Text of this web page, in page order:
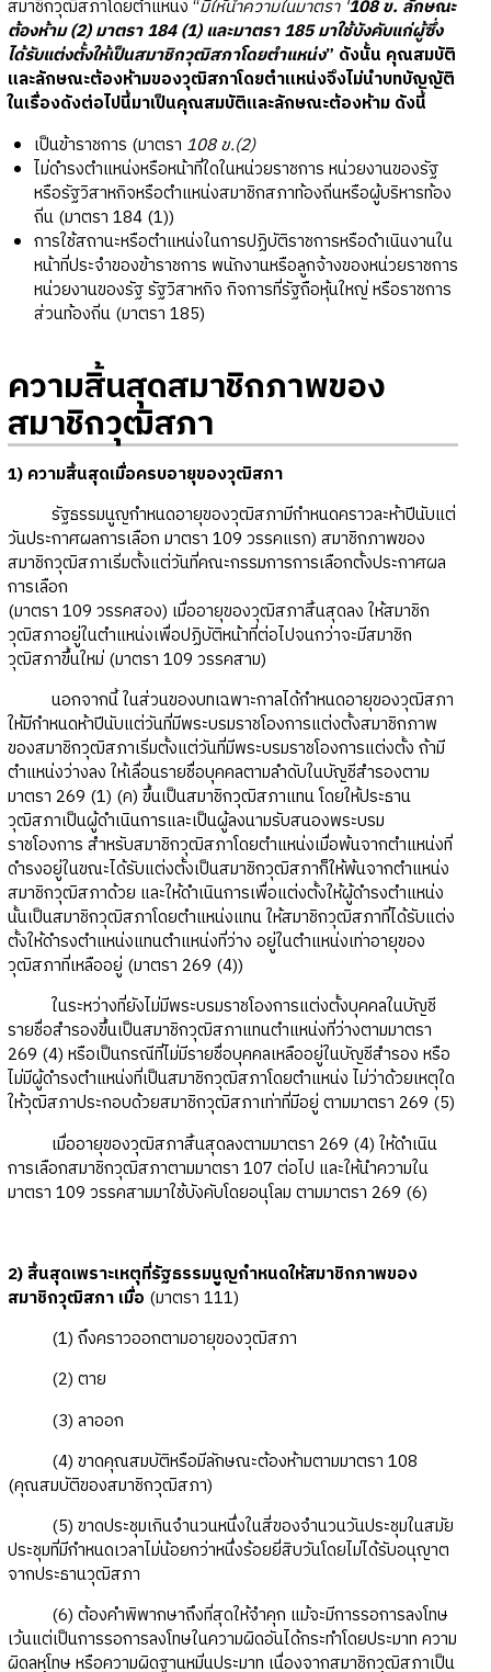
สมาชิกวุฒิสภาโดยตำแหน่ง “มิให้นำความในมาตรา '108 ข. ลักษณะ
ต้องห้าม (2) มาตรา 184 (1) และมาตรา 185 มาใช้บังคับแก่ผู้ซึ่ง
ได้รับแต่งตั้งให้เป็นสมาชิกวุฒิสภาโดยตำแหน่ง” ดังนั้น คุณสมบัติ
และลักษณะต้องห้ามของวุฒิสภาโดยตำแหน่งจึงไม่นำบทบัญญัติ
ในเรื่องดังต่อไปนี้มาเป็นคุณสมบัติและลักษณะต้องห้าม ดังนี้
เป็นข้าราชการ (มาตรา 108 ข.(2)
ไม่ดำรงตำแหน่งหรือหน้าที่ใดในหน่วยราชการ หน่วยงานของรัฐ
หรือรัฐวิสาหกิจหรือตำแหน่งสมาชิกสภาท้องถิ่นหรือผู้บริหารท้อง
ถิ่น (มาตรา 184 (1))
การใช้สถานะหรือตำแหน่งในการปฏิบัติราชการหรือดำเนินงานใน
หน้าที่ประจำของข้าราชการ พนักงานหรือลูกจ้างของหน่วยราชการ
หน่วยงานของรัฐ รัฐวิสาหกิจ กิจการที่รัฐถือหุ้นใหญ่ หรือราชการ
ส่วนท้องถิ่น (มาตรา 185)
ความสิ้นสุดสมาชิกภาพของ
สมาชิกวุฒิสภา
1) ความสิ้นสุดเมื่อครบอายุของวุฒิสภา
รัฐธรรมนูญกำหนดอายุของวุฒิสภามีกำหนดคราวละห้าปีนับแต่
วันประกาศผลการเลือก มาตรา 109 วรรคแรก) สมาชิกภาพของ
สมาชิกวุฒิสภาเริ่มตั้งแต่วันที่คณะกรรมการการเลือกตั้งประกาศผล
การเลือก
(มาตรา 109 วรรคสอง) เมื่ออายุของวุฒิสภาสิ้นสุดลง ให้สมาชิก
วุฒิสภาอยู่ในตำแหน่งเพื่อปฏิบัติหน้าที่ต่อไปจนกว่าจะมีสมาชิก
วุฒิสภาขึ้นใหม่ (มาตรา 109 วรรคสาม)
นอกจากนี้ ในส่วนของบทเฉพาะกาลได้กำหนดอายุของวุฒิสภา
ให้มีกำหนดห้าปีนับแต่วันที่มีพระบรมราชโองการแต่งตั้งสมาชิกภาพ
ของสมาชิกวุฒิสภาเริ่มตั้งแต่วันที่มีพระบรมราชโองการแต่งตั้ง ถ้ามี
ตำแหน่งว่างลง ให้เลื่อนรายชื่อบุคคลตามลำดับในบัญชีสำรองตาม
มาตรา 269 (1) (ค) ขึ้นเป็นสมาชิกวุฒิสภาแทน โดยให้ประธาน
วุฒิสภาเป็นผู้ดำเนินการและเป็นผู้ลงนามรับสนองพระบรม
ราชโองการ สำหรับสมาชิกวุฒิสภาโดยตำแหน่งเมื่อพ้นจากตำแหน่งที่
ดำรงอยู่ในขณะได้รับแต่งตั้งเป็นสมาชิกวุฒิสภาก็ให้พ้นจากตำแหน่ง
สมาชิกวุฒิสภาด้วย และให้ดำเนินการเพื่อแต่งตั้งให้ผู้ดำรงตำแหน่ง
นั้นเป็นสมาชิกวุฒิสภาโดยตำแหน่งแทน ให้สมาชิกวุฒิสภาที่ได้รับแต่ง
ตั้งให้ดำรงตำแหน่งแทนตำแหน่งที่ว่าง อยู่ในตำแหน่งเท่าอายุของ
วุฒิสภาที่เหลืออยู่ (มาตรา 269 (4))
ในระหว่างที่ยังไม่มีพระบรมราชโองการแต่งตั้งบุคคลในบัญชี
รายชื่อสำรองขึ้นเป็นสมาชิกวุฒิสภาแทนตำแหน่งที่ว่างตามมาตรา
269 (4) หรือเป็นกรณีที่ไม่มีรายชื่อบุคคลเหลืออยู่ในบัญชีสำรอง หรือ
ไม่มีผู้ดำรงตำแหน่งที่เป็นสมาชิกวุฒิสภาโดยตำแหน่ง ไม่ว่าด้วยเหตุใด
ให้วุฒิสภาประกอบด้วยสมาชิกวุฒิสภาเท่าที่มีอยู่ ตามมาตรา 269 (5)
เมื่ออายุของวุฒิสภาสิ้นสุดลงตามมาตรา 269 (4) ให้ดำเนิน
การเลือกสมาชิกวุฒิสภาตามมาตรา 107 ต่อไป และให้นำความใน
มาตรา 109 วรรคสามมาใช้บังคับโดยอนุโลม ตามมาตรา 269 (6)
2) สิ้นสุดเพราะเหตุที่รัฐธรรมนูญกำหนดให้สมาชิกภาพของ
สมาชิกวุฒิสภา เมื่อ (มาตรา 111)
(1) ถึงคราวออกตามอายุของวุฒิสภา
(2) ตาย
(3) ลาออก
(4) ขาดคุณสมบัติหรือมีลักษณะต้องห้ามตามมาตรา 108
(คุณสมบัติของสมาชิกวุฒิสภา)
(5) ขาดประชุมเกินจำนวนหนึ่งในสี่ของจำนวนวันประชุมในสมัย
ประชุมที่มีกำหนดเวลาไม่น้อยกว่าหนึ่งร้อยยี่สิบวันโดยไม่ได้รับอนุญาต
จากประธานวุฒิสภา
(6) ต้องคำพิพากษาถึงที่สุดให้จำคุก แม้จะมีการรอการลงโทษ
เว้นแต่เป็นการรอการลงโทษในความผิดอันได้กระทำโดยประมาท ความ
ผิดลหุโทษ หรือความผิดฐานหมิ่นประมาท เนื่องจากสมาชิกวุฒิสภาเป็น